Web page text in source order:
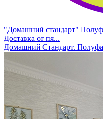
"Домашний стандарт"
Доставка от пя...
Домашний Стандарт.